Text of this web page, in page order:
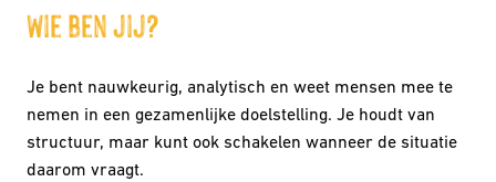
Wie ben jij?
Je bent nauwkeurig, analytisch en weet mensen mee te
nemen in een gezamenlijke doelstelling. Je houdt van
structuur, maar kunt ook schakelen wanneer de situatie
daarom vraagt.